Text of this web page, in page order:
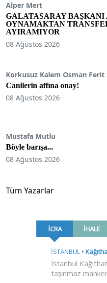
Alper Mert
GALATASARAY BAŞKANI
OYNAMAKTAN
AYIRAMIYOR
08 Ağustos 2026
Korkusuz Kalem Osman Ferit
Canilerin affına onay!
08 Ağustos 2026
Mustafa Mutlu
Böyle barışa...
08 Ağustos 2026
Tüm Yazarlar